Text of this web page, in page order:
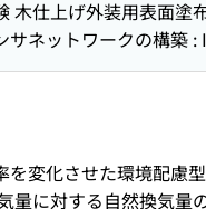
開発 : PPCaボック
し技術に関する研究
ュールを用いた建物
木仕上げ外装用表面
ネットワークの構築
地震時における高層
物の振動特性に及ぼ
いた二重床の‌床衝撃
た塗布型表面被覆材
を必要とする高流動コ
を変化させた環境配慮
量に対する自然換気